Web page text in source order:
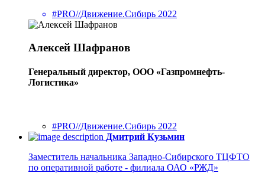
#PRO//Движение.Сибирь 2022
Алексей Шафранов
Генеральный директор, ООО «Газпромнефть-
Логистика»
#PRO//Движение.Сибирь 2022
Дмитрий Кузьмин
Заместитель начальника Западно-Сибирского ТЦФТО
по оперативной работе - филиала ОАО «РЖД»